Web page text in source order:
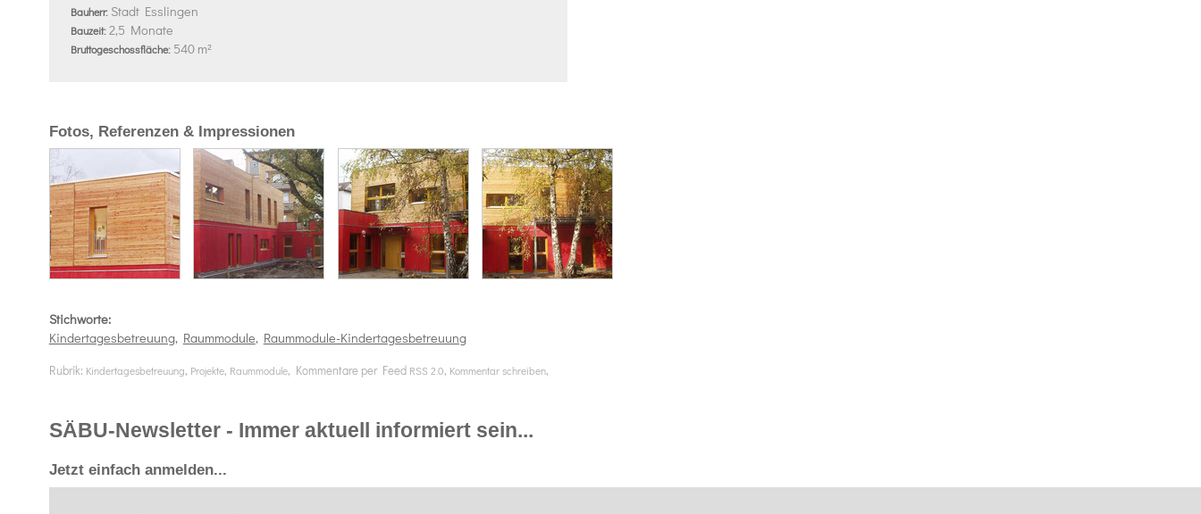
Bauherr: Stadt Esslingen
Bauzeit: 2,5 Monate
Bruttogeschossfläche: 540 m²
Fotos, Referenzen & Impressionen
Stichworte:
Kindertagesbetreuung, Raummodule, Raummodule-Kindertagesbetreuung
Rubrik: Kindertagesbetreuung, Projekte, Raummodule, Kommentare per Feed RSS 2.0, Kommentar schreiben,
SÄBU-Newsletter - Immer aktuell informiert sein...
Jetzt einfach anmelden...